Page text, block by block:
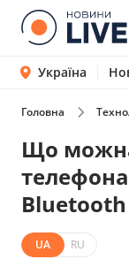
Україна
Головна
Що
Bluetooth
UA RU